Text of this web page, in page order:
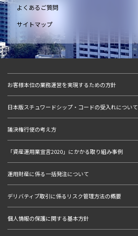
よくあるご質問
サイトマップ
お客様本位の業務運営を実現するための方針
日本版スチュワードシップ・コードの受入れについて
議決権行使の考え方
「資産運用業宣言2020」にかかる取り組み事例
運用財産に係る一括発注について
デリバティブ取引に係るリスク管理方法の概要
個人情報の保護に関する基本方針